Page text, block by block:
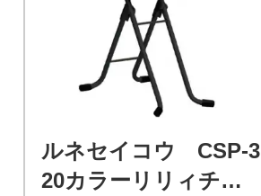
ルネセイコウ CSP-3
20カラーリリィチェ